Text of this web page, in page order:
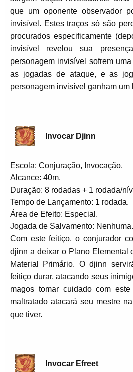
que um oponente observador
invisível. Estes traços só são
procurados especificamente
invisível revelou sua
personagem invisível sofrem
as jogadas de ataque, e as
personagem invisível ganham um
Invocar Djinn
Escola: Conjuração, Invocação.
Alcance: 40m.
Duração: 8 rodadas + 1 rodada/
Tempo de Lançamento: 1 rodada.
Área de Efeito: Especial.
Jogada de Salvamento: Nenhuma.
Com este feitiço, o conjurador
djinn a deixar o Plano Elemental
Material Primário. O djinn
feitiço durar, atacando seus
magos tomar cuidado com
maltratado atacará seu mestre
que tiver.
Invocar Efreet